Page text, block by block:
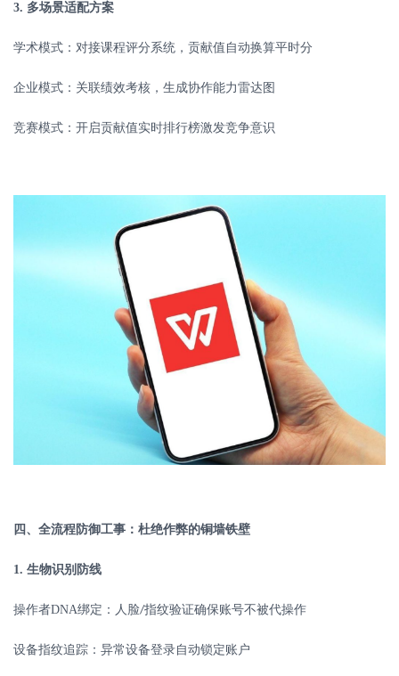
3. 多场景适配方案
学术模式：对接课程评分系统，贡献值自动换算平时分
企业模式：关联绩效考核，生成协作能力雷达图
竞赛模式：开启贡献值实时排行榜激发竞争意识
四、全流程防御工事：杜绝作弊的铜墙铁壁
1. 生物识别防线
操作者DNA绑定：人脸/指纹验证确保账号不被代操作
设备指纹追踪：异常设备登录自动锁定账户